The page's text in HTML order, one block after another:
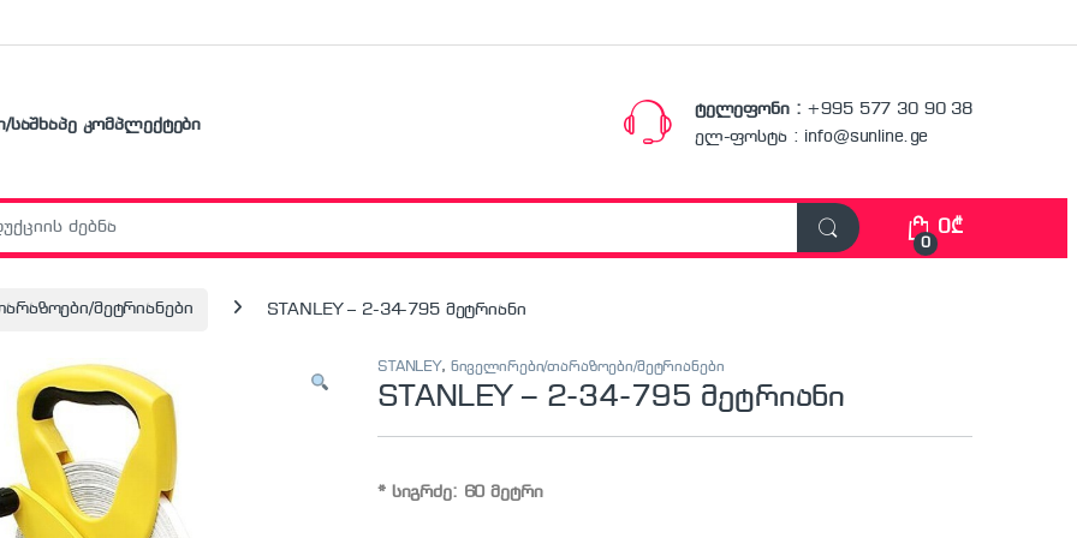
საშხაპე კომპლექტები
ტელეფონი : +995 577 30 90 38
ელ-ფოსტა : info@sunline.ge
0
0₾
მეტრიანები STANLEY – 2-34-795 მეტრიანი
STANLEY, ნიველირები/თარაზოები/მეტრიანები
STANLEY – 2-34-795 მეტრიანი
* სიგრძე: 60 მეტრი